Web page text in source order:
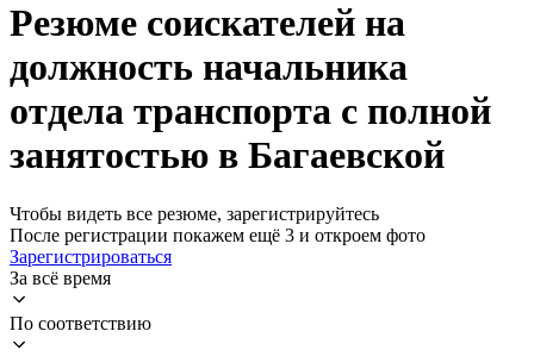
Резюме соискателей на
должность начальника
отдела транспорта с полной
занятостью в Багаевской
Чтобы видеть все резюме, зарегистрируйтесь
После регистрации покажем ещё 3 и откроем фото
Зарегистрироваться
За всё время
По соответствию